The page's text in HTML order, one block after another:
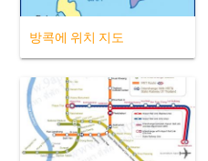
방콕에 위치 지도